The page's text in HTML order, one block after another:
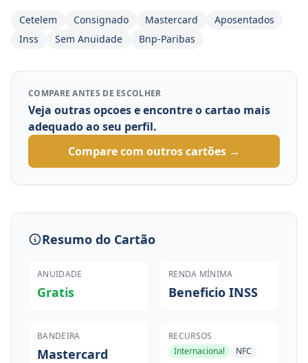
Cetelem Consignado Mastercard
Aposentados
Inss
Sem Anuidade Bnp-Paribas
COMPARE ANTES DE ESCOLHER
Veja outras opcoes e encontre o cartao mais
adequado ao seu perfil.
Compare com outros cartões →
Resumo do Cartão
ANUIDADE
Gratis
RENDA MÍNIMA
Beneficio INSS
BANDEIRA
Mastercard
RECURSOS
Internacional
NFC